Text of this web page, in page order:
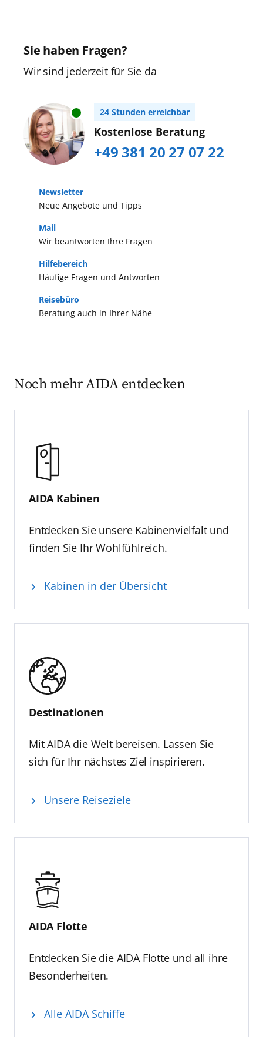
Ausflüge in die Kulturmetropolen
Florenz und Pisa oder einen Bummel
im westlichen Mittelmeer. Ins
Zentrum von Rom gelangen sie nach
erwarten Sie antike Bauwerke,
mittelalterliche Plätze, Gassen und
Brunnen sowie weltberühmte
Museen.
Sie haben Fragen?
Wir sind jederzeit für Sie da
24 Stunden erreichbar
Kostenlose Beratung
+49 381 20 27 07 22
Neue Angebote und Tipps
Newsletter
Häufige Fragen und Antworten
Hilfebereich
Wir beantworten Ihre Fragen
Mail
Beratung auch in Ihrer Nähe
Reisebüro
Noch mehr AIDA entdecken
AIDA Kabinen
Entdecken Sie unsere Kabinenvielfalt und
finden Sie Ihr Wohlfühlreich.
Kabinen in der Übersicht
Destinationen
Mit AIDA die Welt bereisen. Lassen Sie
sich für Ihr nächstes Ziel inspirieren.
Unsere Reiseziele
AIDA Flotte
Entdecken Sie die AIDA Flotte und all ihre
Besonderheiten.
Alle AIDA Schiffe